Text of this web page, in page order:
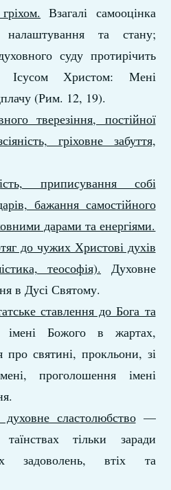
Взагалі самооцінка
налаштування та стану;
суду протирічить
Ісусом Христом: Мені
(Рим. 12, 19).
тверезіння, постійної
гріховне забуття,
приписування собі
бажання самостійного
дарами та енергіями.
до чужих Христові духів
теософія). Духовне
в Дусі Святому.
ставлення до Бога та
Божого в жартах,
про святині, прокльони, зі
проголошення імені
сластолюбство—
тільки заради
задоволень, втіх та